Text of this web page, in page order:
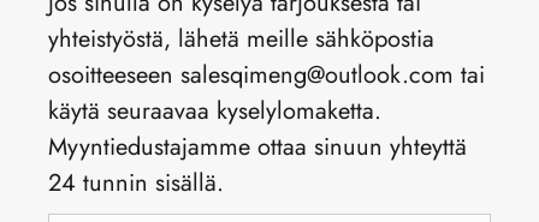
yhteistyöstä, lähetä meille sähköpostia
osoitteeseen salesqimeng@outlook.com tai
käytä seuraavaa kyselylomaketta.
Myyntiedustajamme ottaa sinuun yhteyttä
24 tunnin sisällä.